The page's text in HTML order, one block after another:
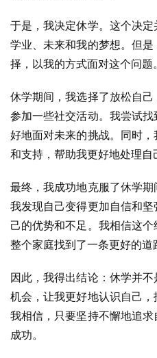
于是，我决定休学。这个决
学业、未来和我的梦想。但
择，以我的方式面对这个问题。
休学期间，我选择了放松自
参加一些社交活动。我尝试
好地面对未来的挑战。同时
和支持，帮助我更好地处理自
最终，我成功地克服了休学期
我发现自己变得更加自信和
己的优势和不足。我相信这
整个家庭找到了一条更好的道
因此，我得出结论：休学并
机会，让我更好地认识自己，
我相信，只要坚持不懈地追
成功。